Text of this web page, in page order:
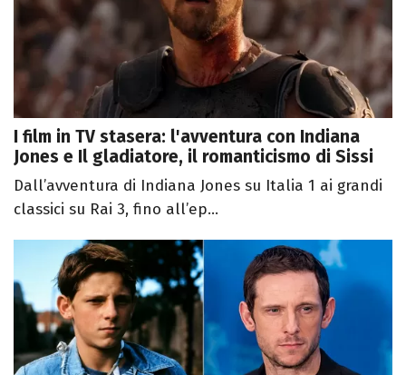
I film in TV stasera: l'avventura con Indiana
Jones e Il gladiatore, il romanticismo di Sissi
Dall’avventura di Indiana Jones su Italia 1 ai grandi
classici su Rai 3, fino all’ep...